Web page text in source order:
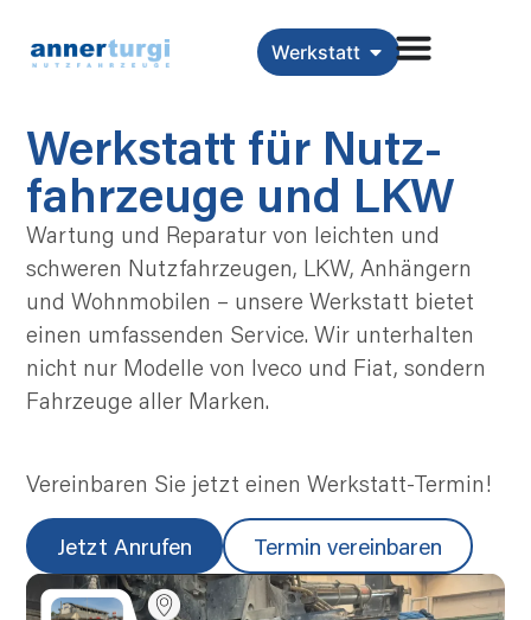
Werkstatt
Werkstatt für Nutz­
fahrzeuge und LKW
Wartung und Reparatur von leichten und
schweren Nutzfahrzeugen, LKW, Anhängern
und Wohnmobilen – unsere Werkstatt bietet
einen umfassenden Service. Wir unterhalten
nicht nur Modelle von Iveco und Fiat, sondern
Fahrzeuge aller Marken.
Vereinbaren Sie jetzt einen Werkstatt-Termin!
Jetzt Anrufen Termin vereinbaren